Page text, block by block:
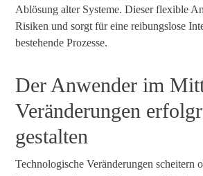
Ablösung alter Systeme. Dieser flexible
Risiken und sorgt für eine reibungslose
bestehende Prozesse.
Der Anwender im
Veränderungen
gestalten
Technologische Veränderungen scheitern